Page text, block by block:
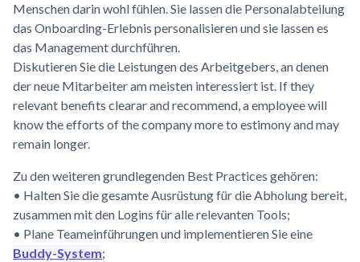
Menschen darin wohl fühlen. Sie lassen die Personalabteilung
das Onboarding-Erlebnis personalisieren und sie lassen es
das Management durchführen.
Diskutieren Sie die Leistungen des Arbeitgebers, an denen
der neue Mitarbeiter am meisten interessiert ist. If they
relevant benefits clearar and recommend, a employee will
know the efforts of the company more to estimony and may
remain longer.
Zu den weiteren grundlegenden Best Practices gehören:
• Halten Sie die gesamte Ausrüstung für die Abholung bereit,
zusammen mit den Logins für alle relevanten Tools;
• Plane Teameinführungen und implementieren Sie eine
Buddy-System;